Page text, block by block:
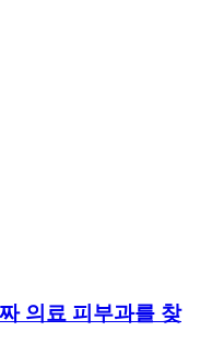
의료 피부과를 찾